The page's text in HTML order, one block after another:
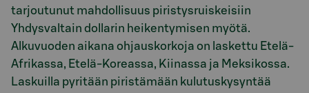
tarjoutunut mahdollisuus piristysruiskeisiin
Yhdysvaltain dollarin heikentymisen myötä.
Alkuvuoden aikana ohjauskorkoja on laskettu Etelä-
Afrikassa, Etelä-Koreassa, Kiinassa ja Meksikossa.
Laskuilla pyritään piristämään kulutuskysyntää